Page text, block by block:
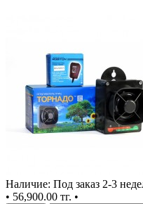
Наличие: Под заказ 2-3
• 56,900.00 тг. •